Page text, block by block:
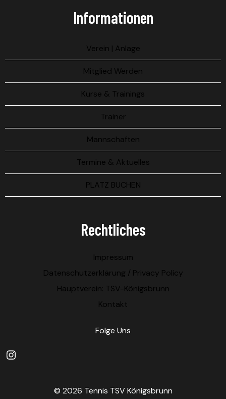
Informationen
Verein | Anlage
Mitglied Werden
Kurse & Trainings
Trainer
Mannschaften
Termine & Aktuelles
PLATZ BUCHEN
Rechtliches
Impressum
Datenschutzerklärung / Privacy Policy
Hauptverein: TSV-Königsbrunn
Kontakt
Folge Uns
Instagram
© 2026 Tennis TSV Königsbrunn